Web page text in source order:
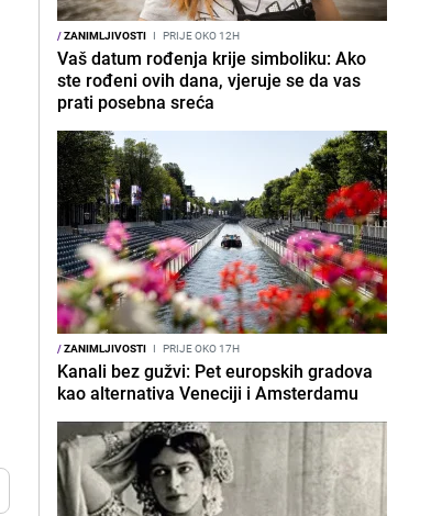
/ZANIMLJIVOSTI I PRIJE OKO 12H
Vaš datum rođenja krije simboliku: Ako
ste rođeni ovih dana, vjeruje se da vas
prati posebna sreća
/ZANIMLJIVOSTI I PRIJE OKO 17H
Kanali bez gužvi: Pet europskih gradova
kao alternativa Veneciji i Amsterdamu